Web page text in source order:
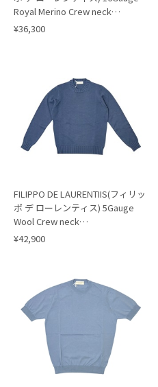
Royal Merino Crew neck
Knit/BLACK(990)
¥36,300
FILIPPO DE LAURENTIIS(フィリッ
ポ デ ローレンティス) 5Gauge
Wool Crew neck
Knit(GC3ML47)/BLUE(871)
¥42,900